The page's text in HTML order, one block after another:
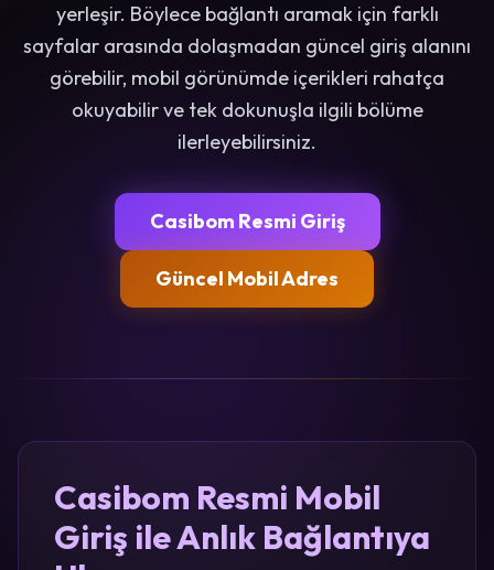
yerleşir. Böylece bağlantı aramak için farklı
sayfalar arasında dolaşmadan güncel giriş alanını
görebilir, mobil görünümde içerikleri rahatça
okuyabilir ve tek dokunuşla ilgili bölüme
ilerleyebilirsiniz.
Casibom Resmi Giriş
Güncel Mobil Adres
Casibom Resmi Mobil
Giriş ile Anlık Bağlantıya